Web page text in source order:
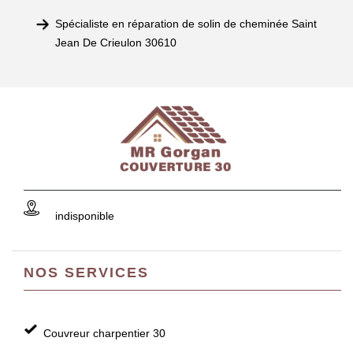
Spécialiste en réparation de solin de cheminée Saint
Jean De Crieulon 30610
indisponible
NOS SERVICES
Couvreur charpentier 30